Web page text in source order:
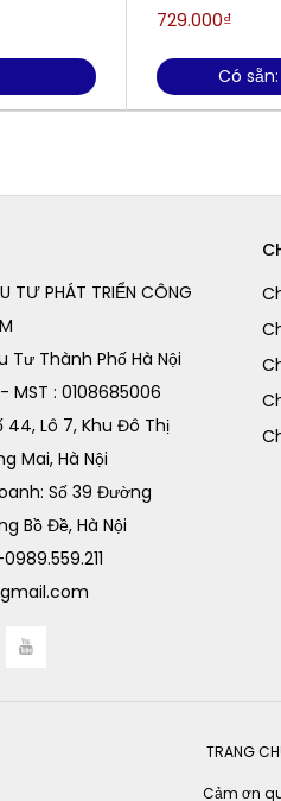
729.000₫
Có
TƯ PHÁT TRIỂN CÔNG
Tư Thành Phố Hà Nội
: 0108685006
44, Lô 7, Khu Đô Thị
Mai, Hà Nội
Số 39 Đường
Bồ Đề, Hà Nội
TRANG
Cảm ơn